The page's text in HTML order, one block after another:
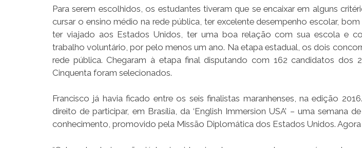
Para serem escolhidos, os estudantes tiveram que se encaixar em alguns
cursar o ensino médio na rede pública, ter excelente desempenho escolar,
ter viajado aos Estados Unidos, ter uma boa relação com sua escola e
trabalho voluntário, por pelo menos um ano. Na etapa estadual, os dois
rede pública. Chegaram à etapa final disputando com 162 candidatos dos
Cinquenta foram selecionados.
Francisco já havia ficado entre os seis finalistas maranhenses, na edição
direito de participar, em Brasília, da ‘English Immersion USA’ – uma semana
conhecimento, promovido pela Missão Diplomática dos Estados Unidos.